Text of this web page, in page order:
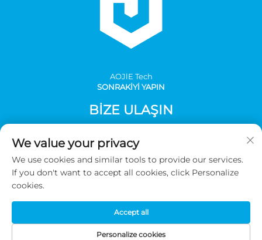
AOJlE Tech
SONRAKİYİ YAPIN
BIZE ULAŞIN
endüstriyel, Mingzhu bulvarı güney, No:30, bina 1, oda 901
Tel:+86-2036031688 Dahili Hat 8048
E-Posta:
[email protected]
Telif hakkı © 2026 Guangzhou AOJIE Bilim ve Teknoloji A.Ş. Tüm
hakları saklıdır -Gizlilik politikası
We value your privacy
We use cookies and similar tools to provide our services.
If you don't want to accept all cookies, click Personalize
cookies.
Personalize cookies
Accept all